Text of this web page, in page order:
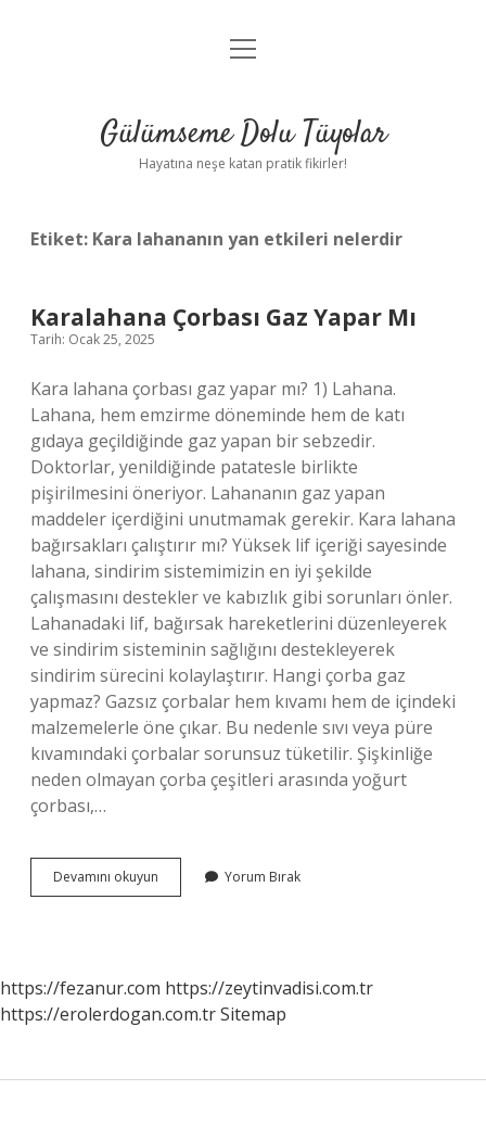
Anasayfa
Yasal Uyarı
menüyü
Gülümseme Dolu Tüyolar
Hayatına neşe katan pratik fikirler!
Etiket: Kara lahananın yan etkileri nelerdir
Karalahana Çorbası Gaz Yapar Mı
Tarih: Ocak 25, 2025
Kara lahana çorbası gaz yapar mı? 1) Lahana.
Lahana, hem emzirme döneminde hem de katı
gıdaya geçildiğinde gaz yapan bir sebzedir.
Doktorlar, yenildiğinde patatesle birlikte
pişirilmesini öneriyor. Lahananın gaz yapan
maddeler içerdiğini unutmamak gerekir. Kara lahana
bağırsakları çalıştırır mı? Yüksek lif içeriği sayesinde
lahana, sindirim sistemimizin en iyi şekilde
çalışmasını destekler ve kabızlık gibi sorunları önler.
Lahanadaki lif, bağırsak hareketlerini düzenleyerek
ve sindirim sisteminin sağlığını destekleyerek
sindirim sürecini kolaylaştırır. Hangi çorba gaz
yapmaz? Gazsız çorbalar hem kıvamı hem de içindeki
malzemelerle öne çıkar. Bu nedenle sıvı veya püre
kıvamındaki çorbalar sorunsuz tüketilir. Şişkinliğe
neden olmayan çorba çeşitleri arasında yoğurt
çorbası,…
Devamını okuyun Karalahana
Çorbası
Yorum Bırak
https://fezanur.com https://zeytinvadisi.com.tr
https://erolerdogan.com.trSitemap